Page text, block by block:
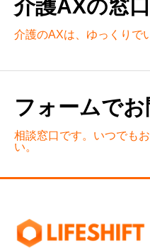
介護AXの窓口
介護のAXは、ゆっくりで
フォームで
相談窓口です。いつでも
い。